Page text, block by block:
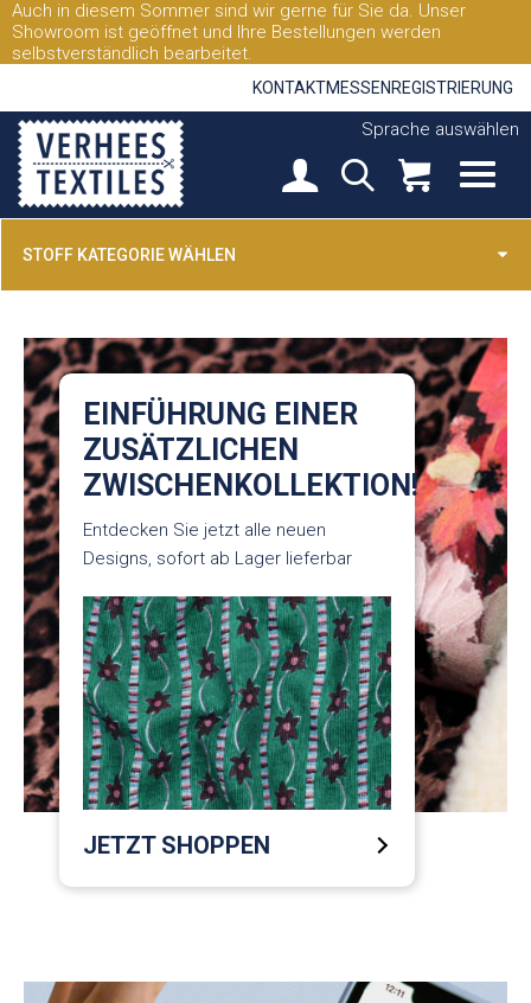
Auch in diesem Sommer sind wir gerne für Sie da. Unser
Showroom ist geöffnet und Ihre Bestellungen werden
selbstverständlich bearbeitet.
KONTAKTMESSEN REGISTRIERUNG
Sprache auswählen
STOFF KATEGORIE WÄHLEN
EINFÜHRUNG EINER
ZUSÄTZLICHEN
ZWISCHENKOLLEKTION!
Entdecken Sie jetzt alle neuen
Designs, sofort ab Lager lieferbar
JETZT SHOPPEN